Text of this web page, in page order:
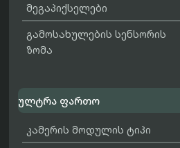
მეგაპიქსელები
გამოსახულების სენსორის
ზომა
ულტრა ფართო
კამერის მოდულის ტიპი